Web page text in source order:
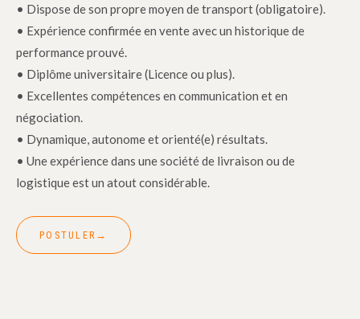
• Dispose de son propre moyen de transport (obligatoire).
• Expérience confirmée en vente avec un historique de
performance prouvé.
• Diplôme universitaire (Licence ou plus).
• Excellentes compétences en communication et en
négociation.
• Dynamique, autonome et orienté(e) résultats.
• Une expérience dans une société de livraison ou de
logistique est un atout considérable.
POSTULER →